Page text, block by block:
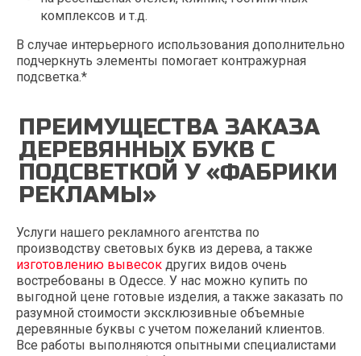
комплексов и т.д.
В случае интерьерного использования дополнительно
подчеркнуть элементы помогает контражурная
подсветка.*
ПРЕИМУЩЕСТВА ЗАКАЗА
ДЕРЕВЯННЫХ БУКВ С
ПОДСВЕТКОЙ У «ФАБРИКИ
РЕКЛАМЫ»
Услуги нашего рекламного агентства по
производству световых букв из дерева, а также
изготовлению вывесок других видов очень
востребованы в Одессе. У нас можно купить по
выгодной цене готовые изделия, а также заказать по
разумной стоимости эксклюзивные объемные
деревянные буквы с учетом пожеланий клиентов.
Все работы выполняются опытными специалистами